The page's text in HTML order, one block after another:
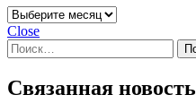
Архивы
Close
Найти:
Связанная новость